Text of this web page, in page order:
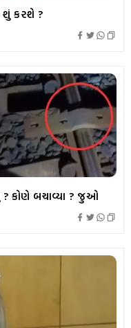
શું કરશે ?
? કોણે બચાવ્યા ? જુઓ